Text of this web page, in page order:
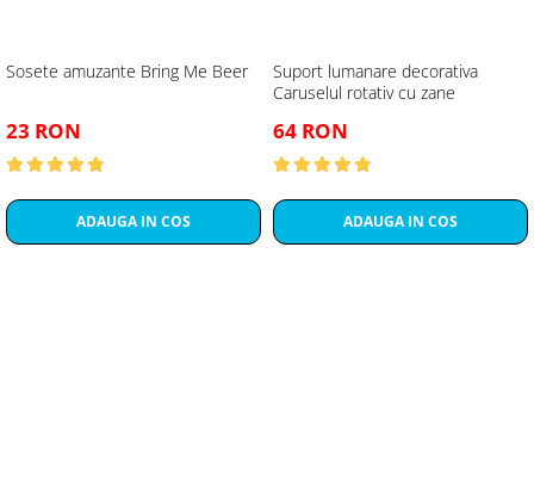
Sosete amuzante Bring Me Beer
23 RON
ADAUGA IN COS
Suport lumanare decorativa
Caruselul rotativ cu zane
64 RON
ADAUGA IN COS